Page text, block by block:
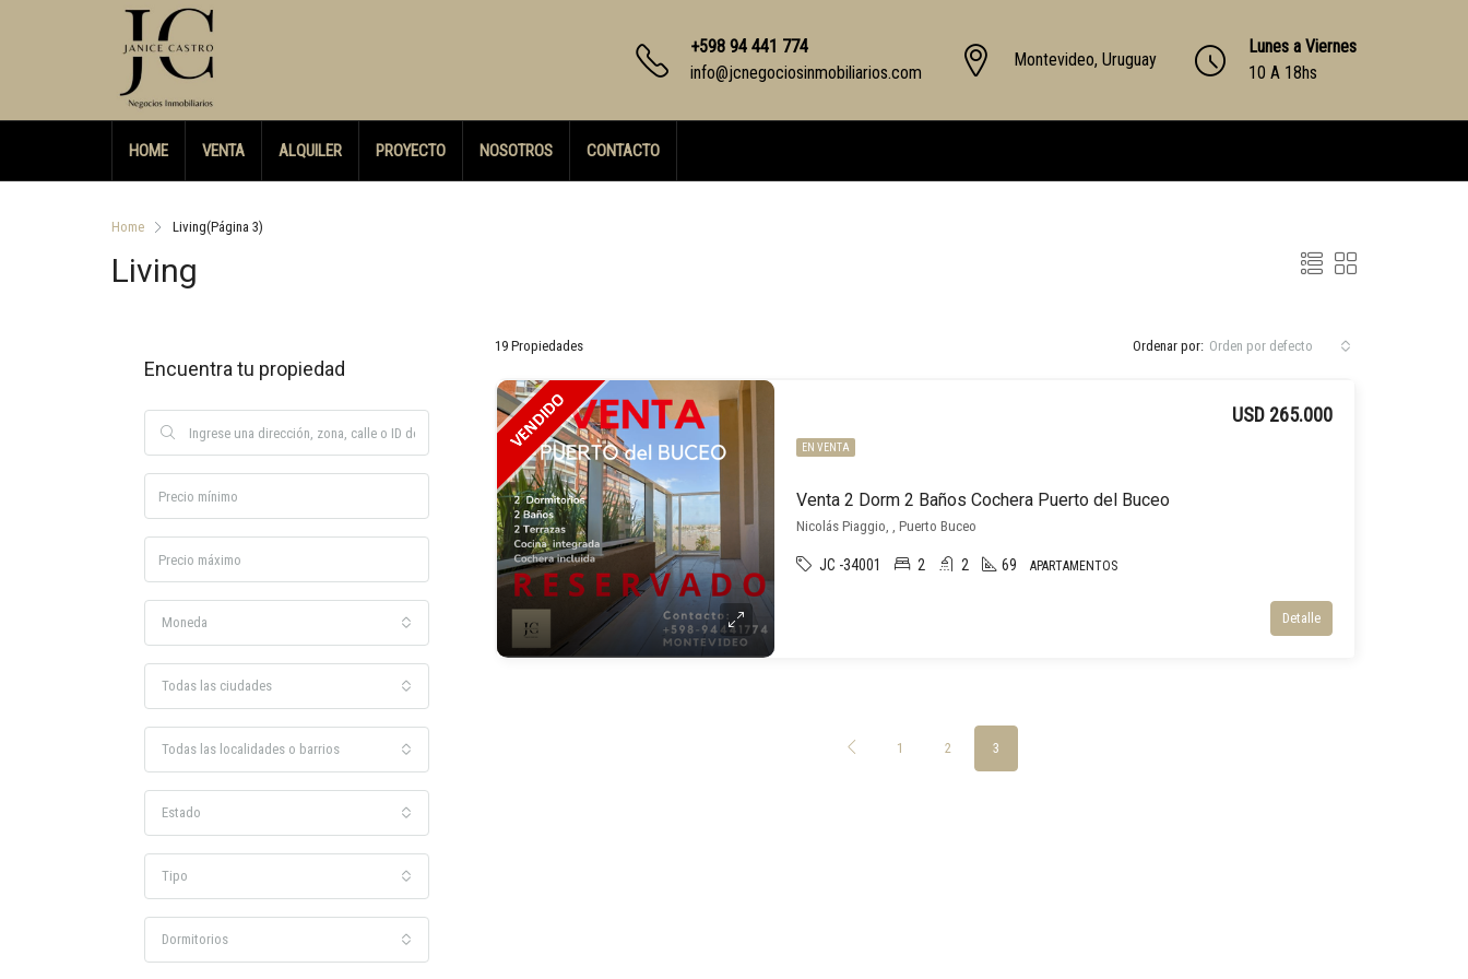
+598 94 441 774
info@jcnegociosinmobiliarios.com
Montevideo, Uruguay
Lunes a Viernes
10 A 18hs
HOME VENTA ALQUILER PROYECTO NOSOTROS CONTACTO
Home Living(Página 3)
Living
19 Propiedades Ordenar por: Orden por defecto
EN VENTA
Venta 2 Dorm 2 Baños Cochera Puerto del Buceo
USD 265.000
Nicolás Piaggio, , Puerto Buceo
JC -34001 2 2 69 APARTAMENTOS
Detalle
1 2 3
Encuentra tu propiedad
Moneda
Todas las ciudades
Todas las localidades o barrios
Estado
Tipo
Dormitorios